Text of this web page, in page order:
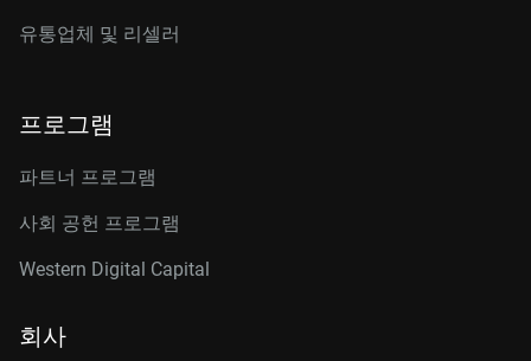
유통업체 및 리셀러
프로그램
파트너 프로그램
사회 공헌 프로그램
Western Digital Capital
회사